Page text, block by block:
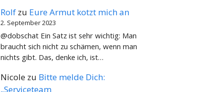
Rolf zu Eure Armut kotzt mich an
2. September 2023
@dobschat Ein Satz ist sehr wichtig: Man
braucht sich nicht zu schämen, wenn man
nichts gibt. Das, denke ich, ist…
Nicole zu Bitte melde Dich:
„Serviceteam